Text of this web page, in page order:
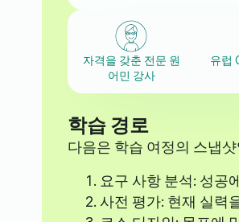
자격을 갖춘 전문 원
어민 강사
유럽
학습 경로
다음은 학습 여정의 스냅
요구 사항 분석: 성공
사전 평가: 현재 실력